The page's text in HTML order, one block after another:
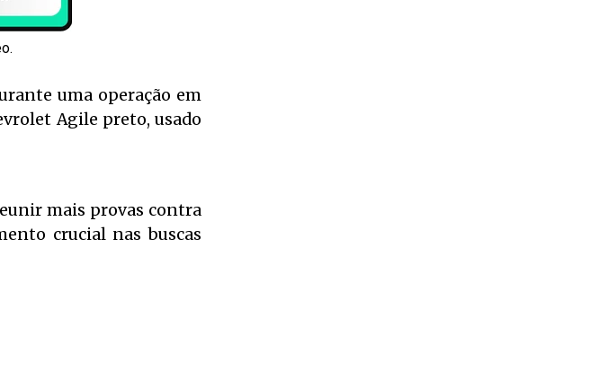
uma operação em
Agile preto, usado
mais provas contra
crucial nas buscas